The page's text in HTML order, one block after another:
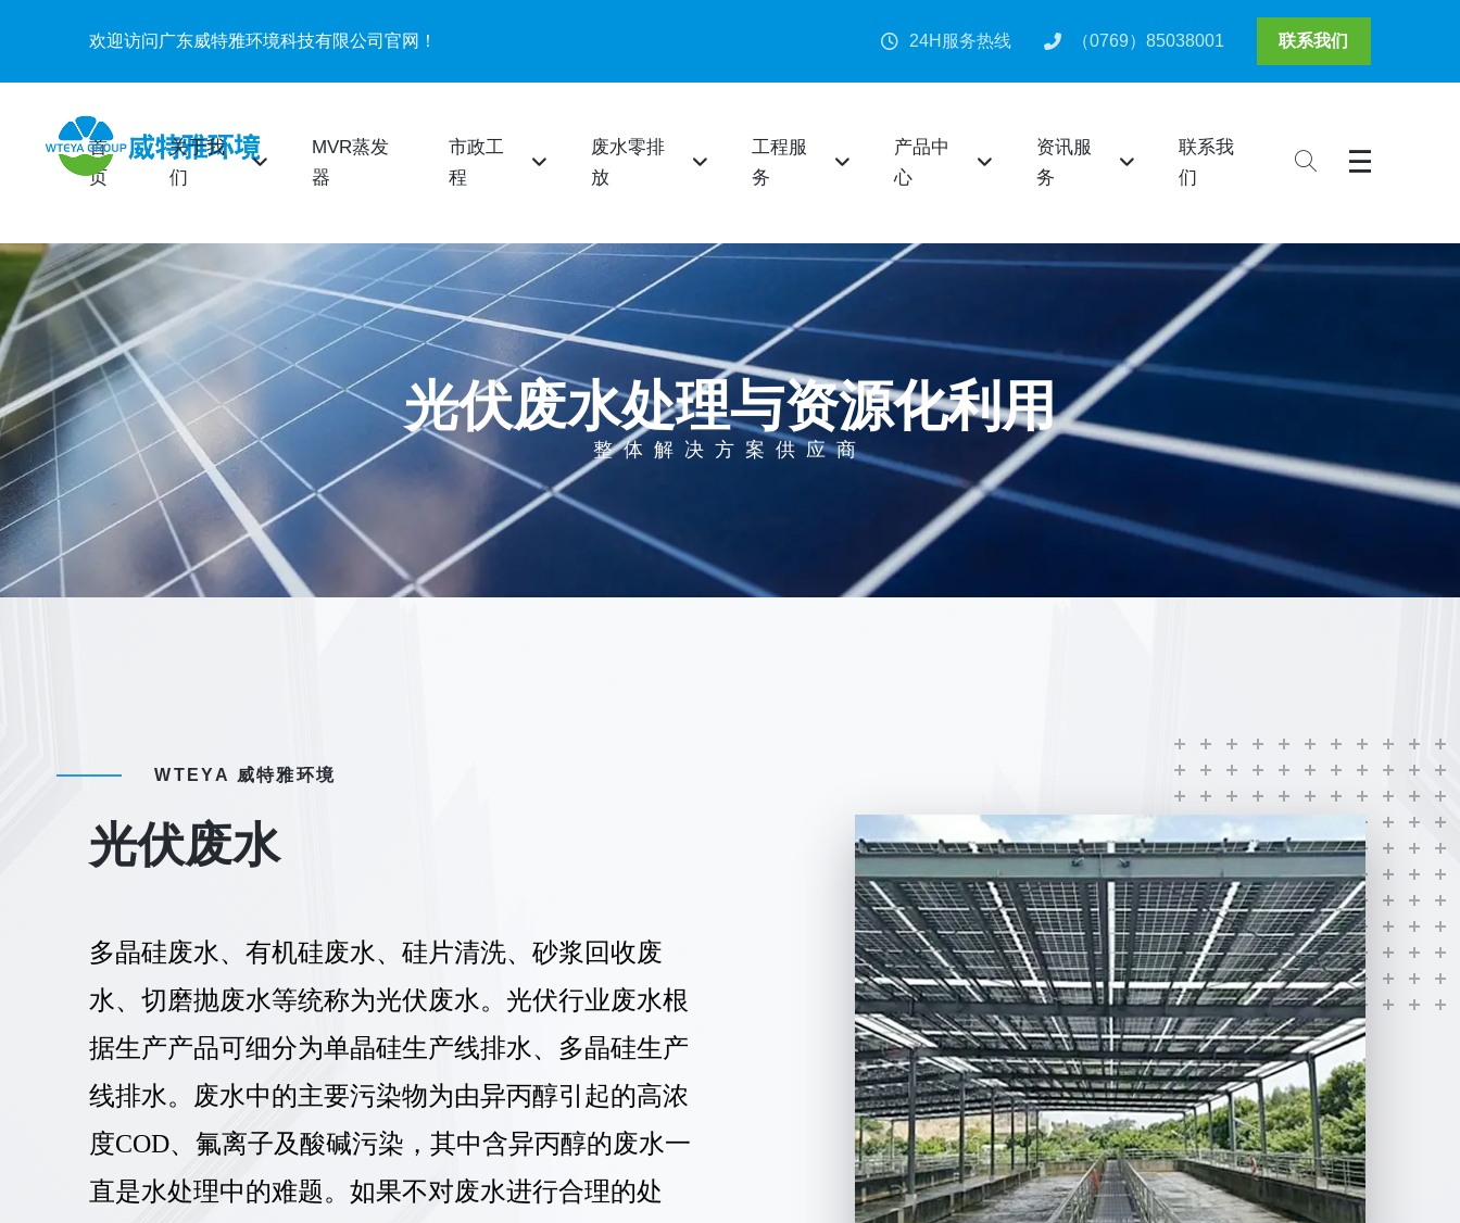
欢迎访问广东威特雅环境科技有限公司官网！ 24H服务热线 （0769）85038001 联系我们
首
页
关于我
们
MVR蒸发
器
市政工
程
废水零排
放
工程服
务
产品中
心
资讯服
务
联系我
们
光伏废水处理与资源化利用
整体解决方案供应商
WTEYA 威特雅环境
光伏废水
多晶硅废水、有机硅废水、硅片清洗、砂浆回收废
水、切磨抛废水等统称为光伏废水。光伏行业废水根
据生产产品可细分为单晶硅生产线排水、多晶硅生产
线排水。废水中的主要污染物为由异丙醇引起的高浓
度COD、氟离子及酸碱污染，其中含异丙醇的废水一
直是水处理中的难题。如果不对废水进行合理的处